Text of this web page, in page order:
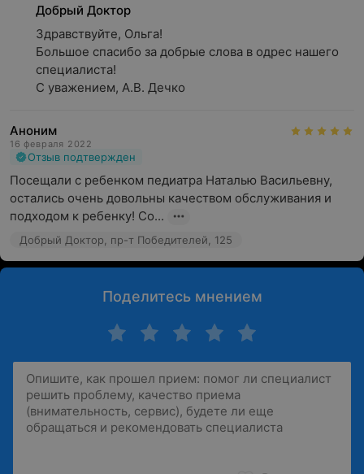
Добрый Доктор
Здравствуйте, Ольга!
Большое спасибо за добрые слова в одрес нашего
специалиста!
С уважением, А.В. Дечко
Аноним
16 февраля 2022
Отзыв подтвержден
Посещали с ребенком педиатра Наталью Васильевну,
остались очень довольны качеством обслуживания и
подходом к ребенку! Со...
Добрый Доктор, пр-т Победителей, 125
Поделитесь мнением